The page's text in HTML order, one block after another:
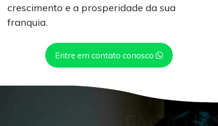
crescimento e a prosperidade da sua
franquia.
Entre em contato conosco